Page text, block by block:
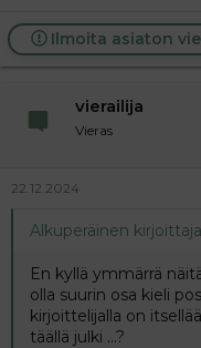
Ilmoita asiaton
vierailija
Vieras
22.12.2024
Alkuperäinen kirjoittaja
En kyllä ymmärrä
olla suurin osa kieli
kirjoittelijalla on
täällä julki ...?